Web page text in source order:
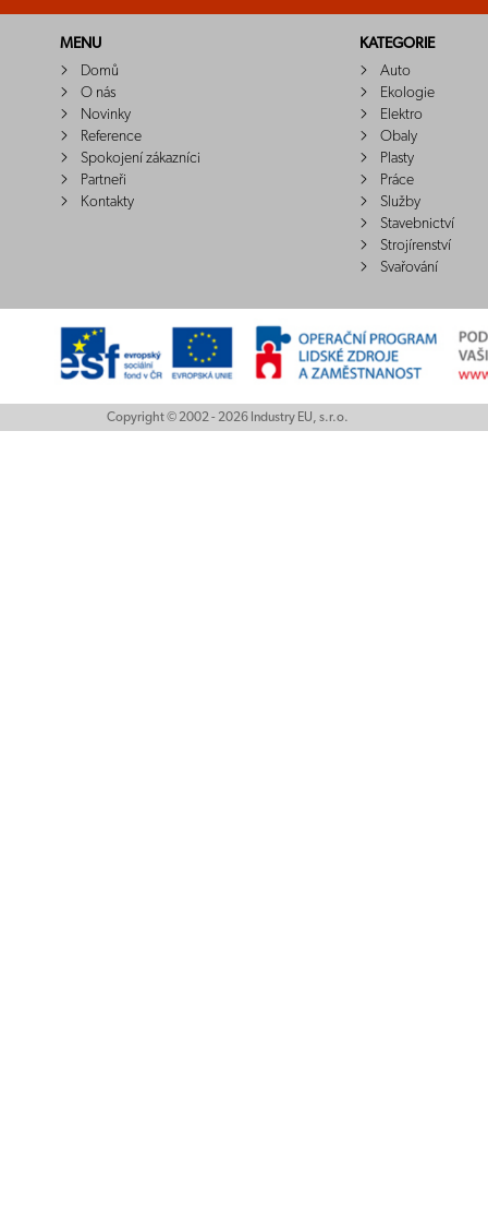
MENU
Domů
O nás
Novinky
Reference
Spokojení zákazníci
Partneři
Kontakty
KATEGORIE
Auto
Ekologie
Elektro
Obaly
Plasty
Práce
Služby
Stavebnictví
Strojírenství
Svařování
Copyright © 2002 - 2026 Industry EU, s.r.o.